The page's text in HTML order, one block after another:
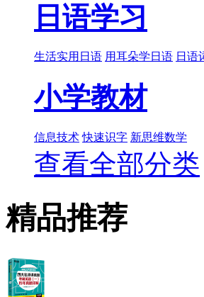
日语学习
生活实用日语 用耳朵学日语 日语
小学教材
信息技术 快速识字 新思维数学
查看全部分类
精品推荐